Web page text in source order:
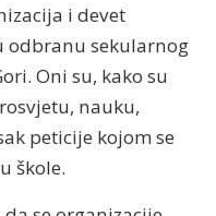
i devet
odbranu sekularnog
Oni su, kako su
nauku,
peticije kojom se
škole.